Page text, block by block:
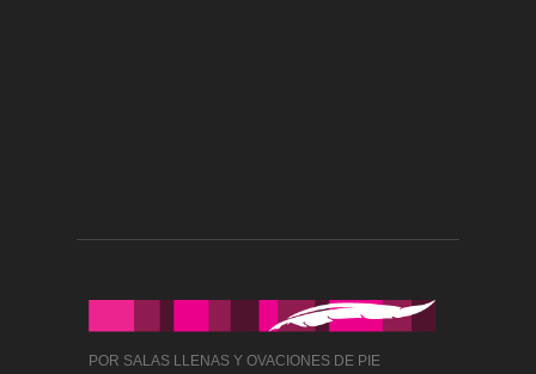
POR SALAS LLENAS Y OVACIONES DE PIE